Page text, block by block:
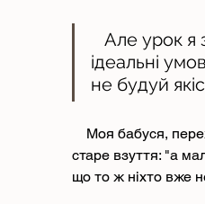
ідеальні
не будуй
старе взуття: "а
що то ж ніхто вже